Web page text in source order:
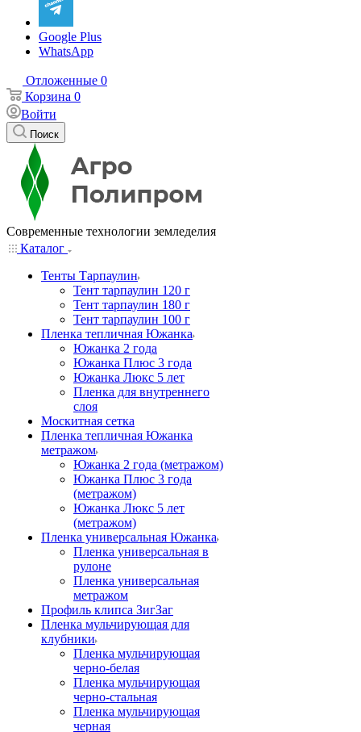
Google Plus
WhatsApp
Отложенные 0
Корзина 0
Войти
Поиск
Современные технологии земледелия
Каталог
Тенты Тарпаулин
Тент тарпаулин 120 г
Тент тарпаулин 180 г
Тент тарпаулин 100 г
Пленка тепличная Южанка
Южанка 2 года
Южанка Плюс 3 года
Южанка Люкс 5 лет
Пленка для внутреннего
слоя
Москитная сетка
Пленка тепличная Южанка
метражом
Южанка 2 года (метражом)
Южанка Плюс 3 года
(метражом)
Южанка Люкс 5 лет
(метражом)
Пленка универсальная Южанка
Пленка универсальная в
рулоне
Пленка универсальная
метражом
Профиль клипса ЗигЗаг
Пленка мульчирующая для
клубники
Пленка мульчирующая
черно-белая
Пленка мульчирующая
черно-стальная
Пленка мульчирующая
черная